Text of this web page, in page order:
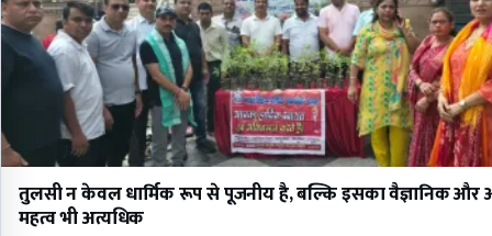
तुलसी न केवल धार्मिक रूप से पूजनीय है, बल्कि इसका वैज्ञानिक
महत्व भी अत्यधिक